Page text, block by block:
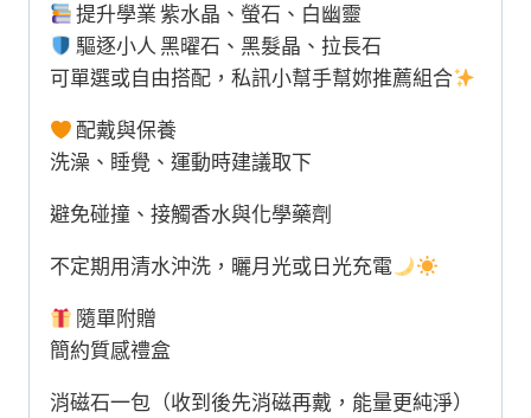
提升學業 紫水晶、螢石、白幽靈
驅逐小人 黑曜石、黑髮晶、拉長石
可單選或自由搭配，私訊小幫手幫妳推薦組合
配戴與保養
洗澡、睡覺、運動時建議取下
避免碰撞、接觸香水與化學藥劑
不定期用清水沖洗，曬月光或日光充電
隨單附贈
簡約質感禮盒
消磁石一包（收到後先消磁再戴，能量更純淨）